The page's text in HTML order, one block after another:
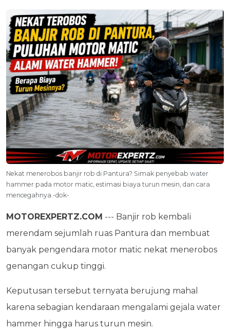
Nekat menerobos banjir rob di Pantura? Simak penyebab water
hammer pada motor matic, estimasi biaya turun mesin, dan cara
mencegahnya.-dok-
MOTOREXPERTZ.COM --- Banjir rob kembali
merendam sejumlah ruas Pantura dan membuat
banyak pengendara motor matic nekat menerobos
genangan cukup tinggi.
Keputusan tersebut ternyata berujung mahal
karena sebagian kendaraan mengalami gejala water
hammer hingga harus turun mesin.